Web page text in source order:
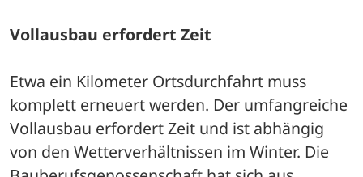
Vollausbau erfordert Zeit
Etwa ein Kilometer Ortsdurchfahrt muss
komplett erneuert werden. Der umfangreiche
Vollausbau erfordert Zeit und ist abhängig
von den Wetterverhältnissen im Winter. Die